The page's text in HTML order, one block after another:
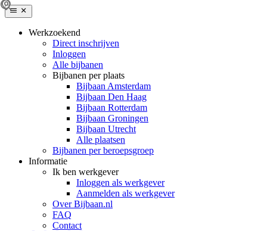
Werkzoekend
Direct inschrijven
Inloggen
Alle bijbanen
Bijbanen per plaats
Bijbaan Amsterdam
Bijbaan Den Haag
Bijbaan Rotterdam
Bijbaan Groningen
Bijbaan Utrecht
Alle plaatsen
Bijbanen per beroepsgroep
Informatie
Ik ben werkgever
Inloggen als werkgever
Aanmelden als werkgever
Over Bijbaan.nl
FAQ
Contact